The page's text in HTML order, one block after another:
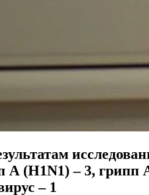
А (H1N1) – 3, грипп
– 1